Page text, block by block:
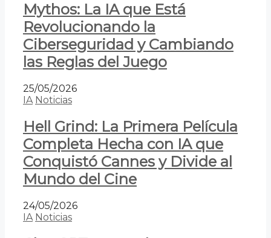
Mythos: La IA que Está
Revolucionando la
Ciberseguridad y Cambiando
las Reglas del Juego
25/05/2026
IA Noticias
Hell Grind: La Primera Película
Completa Hecha con IA que
Conquistó Cannes y Divide al
Mundo del Cine
24/05/2026
IA Noticias